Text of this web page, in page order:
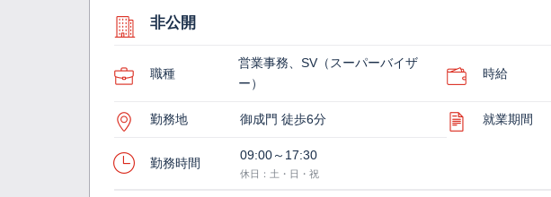
非公開
職種
営業事務、SV（スーパーバイザ
ー）
時給
勤務地 御成門 徒歩6分 就業期間
勤務時間
09:00～17:30
休日：土・日・祝